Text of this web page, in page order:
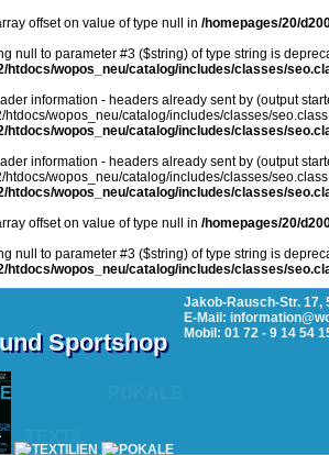
offset on value of type null in /homepages/20/
null to parameter #3 ($string) of type string is
htdocs/wopos_neu/catalog/includes/classes/
information - headers already sent by (output
wopos_neu/catalog/includes/classes/
htdocs/wopos_neu/catalog/includes/classes/
information - headers already sent by (output
wopos_neu/catalog/includes/classes/
htdocs/wopos_neu/catalog/includes/classes/
offset on value of type null in /homepages/20/
null to parameter #3 ($string) of type string is
htdocs/wopos_neu/catalog/includes/classes/
Sportshop
Jakob-Rausch-Str. 17,
E-Mail:
Mobil: 01 72 - 9 14 54